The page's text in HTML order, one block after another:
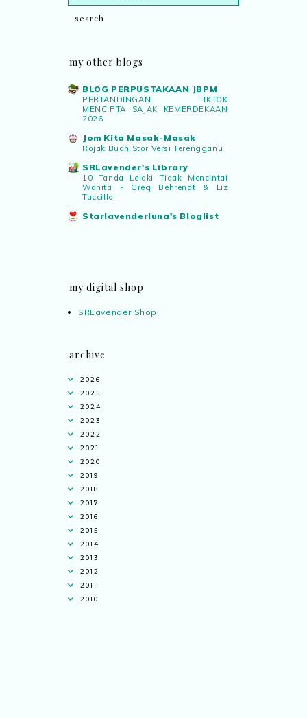
my other blogs
BLOG PERPUSTAKAAN JBPM
PERTANDINGAN TIKTOK
MENCIPTA SAJAK KEMERDEKAAN
2026
Jom Kita Masak-Masak
Rojak Buah Stor Versi Terengganu
SRLavender's Library
10 Tanda Lelaki Tidak Mencintai
Wanita - Greg Behrendt & Liz
Tuccillo
Starlavenderluna's Bloglist
my digital shop
SRLavender Shop
archive
2026
2025
2024
2023
2022
2021
2020
2019
2018
2017
2016
2015
2014
2013
2012
2011
2010